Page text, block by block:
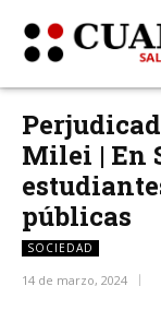
Milei | En
públicas
SOCIEDAD
14 de marzo, 2024